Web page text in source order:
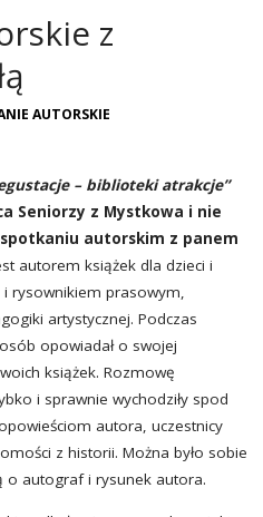
z
AUTORSKIE
– biblioteki atrakcje”
Seniorzy z Mystkowa i nie
autorskim z panem
autorem książek dla dzieci i
rysownikiem prasowym,
artystycznej. Podczas
opowiadał o swojej
książek. Rozmowę
i sprawnie wychodziły spod
autora, uczestnicy
z historii. Można było sobie
o autograf i rysunek autora.